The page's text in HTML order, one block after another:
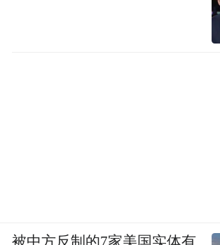
被中方反制的7家美国实体有